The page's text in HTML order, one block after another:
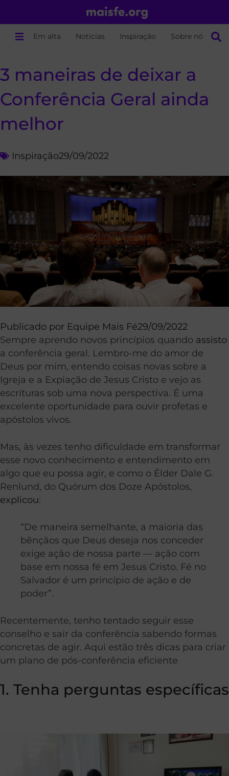
Em alta Notícias Inspiração Sobre nós
3 maneiras de deixar a
Conferência Geral ainda
melhor
Inspiração29/09/2022
Publicado por Equipe Mais Fé29/09/2022
Sempre aprendo novos princípios quando assisto
a conferência geral. Lembro-me do amor de
Deus por mim, entendo coisas novas sobre a
Igreja e a Expiação de Jesus Cristo e vejo as
escrituras sob uma nova perspectiva. É uma
excelente oportunidade para ouvir profetas e
apóstolos vivos.
Mas, às vezes tenho dificuldade em transformar
esse novo conhecimento e entendimento em
algo que eu possa agir, e como o Élder Dale G.
Renlund, do Quórum dos Doze Apóstolos,
explicou:
“De maneira semelhante, a maioria das
bênçãos que Deus deseja nos conceder
exige ação de nossa parte — ação com
base em nossa fé em Jesus Cristo. Fé no
Salvador é um princípio de ação e de
poder”.
Recentemente, tenho tentado seguir esse
conselho e sair da conferência sabendo formas
concretas de agir. Aqui estão três dicas para criar
um plano de pós-conferência eficiente
1. Tenha perguntas específicas